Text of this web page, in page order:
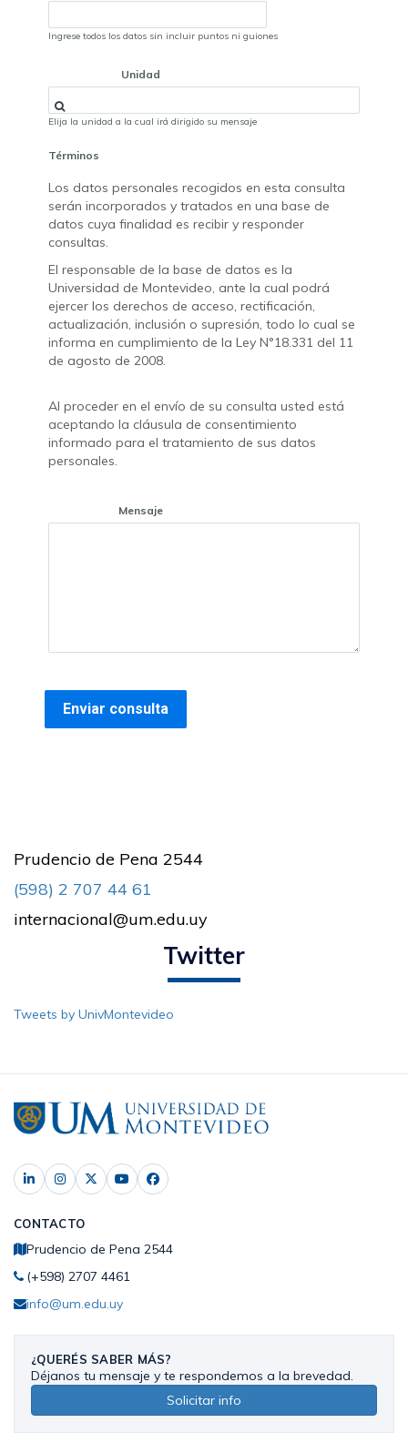
Ingrese todos los datos sin incluir puntos ni guiones
Unidad
Elija la unidad a la cual irá dirigido su mensaje
Términos
Los datos personales recogidos en esta consulta
serán incorporados y tratados en una base de
datos cuya finalidad es recibir y responder
consultas.
El responsable de la base de datos es la
Universidad de Montevideo, ante la cual podrá
ejercer los derechos de acceso, rectificación,
actualización, inclusión o supresión, todo lo cual se
informa en cumplimiento de la Ley N°18.331 del 11
de agosto de 2008.
Al proceder en el envío de su consulta usted está
aceptando la cláusula de consentimiento
informado para el tratamiento de sus datos
personales.
Mensaje
Prudencio de Pena 2544
(598) 2 707 44 61
internacional@um.edu.uy
Twitter
Tweets by UnivMontevideo
CONTACTO
Prudencio de Pena 2544
(+598) 2707 4461
info@um.edu.uy
¿QUERÉS SABER MÁS?
Déjanos tu mensaje y te respondemos a la brevedad.
Solicitar info